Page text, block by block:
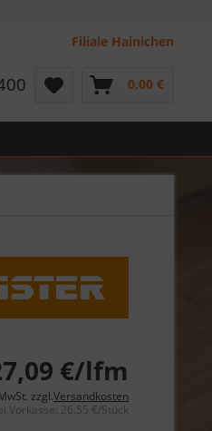
Filiale Hainichen
0,00 €
€/lfm
zzgl.Versandkosten
Vorkasse: 26,55 €/Stück